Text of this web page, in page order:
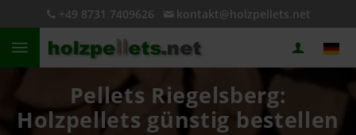
+49 8731 7409626 kontakt@holzpellets.net
Pellets Riegelsberg:
Holzpellets günstig bestellen